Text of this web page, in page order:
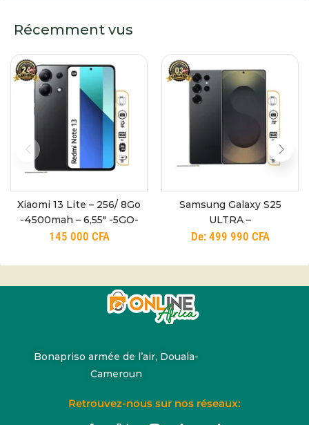
Récemment vus
Xiaomi 13 Lite – 256/ 8Go
-4500mah – 6,55″ -5GO-
24mois
145 000 CFA
Samsung Galaxy S25
ULTRA –
200+50+50+10+12MP–
3mois
De: 499 990 CFA
Bonapriso armée de l’air, Douala-
Cameroun
Retrouvez-nous sur nos réseaux: